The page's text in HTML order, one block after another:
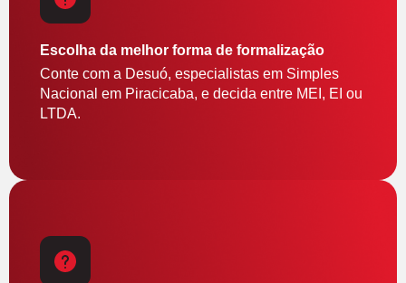
Escolha da melhor forma de formalização
Conte com a Desuó, especialistas em Simples
Nacional em Piracicaba, e decida entre MEI, EI ou
LTDA.